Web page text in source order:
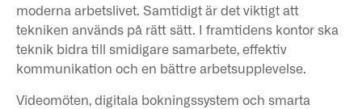
moderna arbetslivet. Samtidigt är det viktigt att
tekniken används på rätt sätt. I framtidens kontor ska
teknik bidra till smidigare samarbete, effektiv
kommunikation och en bättre arbetsupplevelse.
Videomöten, digitala bokningssystem och smarta